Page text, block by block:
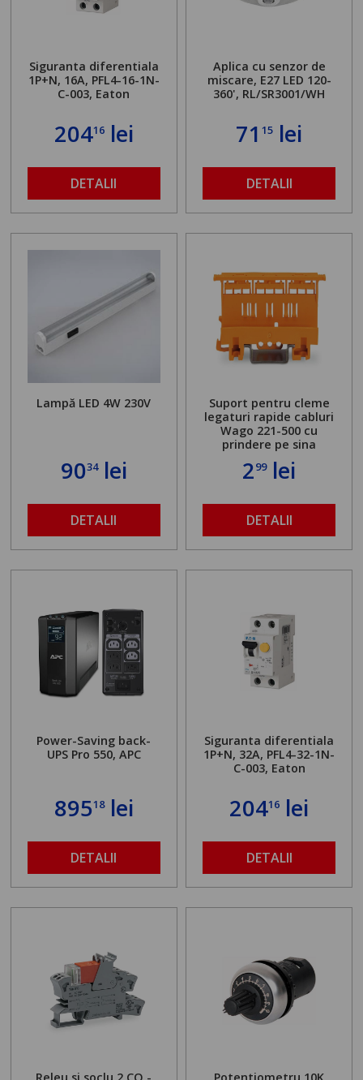
Siguranta diferentiala
1P+N, 16A, PFL4-16-1N-
C-003, Eaton
20416lei
DETALII
Aplica cu senzor de
miscare, E27 LED 120-
360', RL/SR3001/WH
7115 lei
DETALII
Lampă LED 4W 230V
9034lei
DETALII
Suport pentru cleme
legaturi rapide cabluri
Wago 221-500 cu
prindere pe sina
299lei
DETALII
Power-Saving back-
UPS Pro 550, APC
89518lei
DETALII
Siguranta diferentiala
1P+N, 32A, PFL4-32-1N-
C-003, Eaton
20416 lei
DETALII